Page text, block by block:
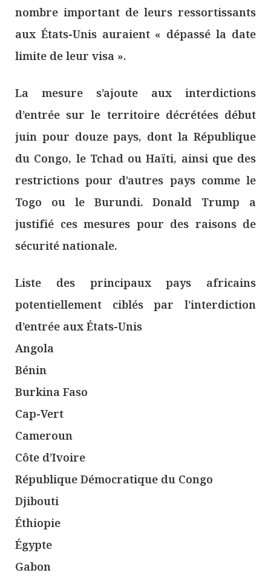
nombre important de leurs ressortissants
aux États-Unis auraient « dépassé la date
limite de leur visa ».
La mesure s’ajoute aux interdictions
d’entrée sur le territoire décrétées début
juin pour douze pays, dont la République
du Congo, le Tchad ou Haïti, ainsi que des
restrictions pour d’autres pays comme le
Togo ou le Burundi. Donald Trump a
justifié ces mesures pour des raisons de
sécurité nationale.
Liste des principaux pays africains
potentiellement ciblés par l’interdiction
d’entrée aux États-Unis
Angola
Bénin
Burkina Faso
Cap-Vert
Cameroun
Côte d’Ivoire
République Démocratique du Congo
Djibouti
Éthiopie
Égypte
Gabon